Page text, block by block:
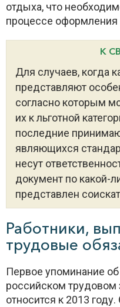
отдыха, что
процессе оформления
К
Для случаев, когда
представляют
согласно которым
их к льготной
последние
являющихся
несут
документ по какой-
представлен
Работники,
трудовые
Первое упоминание
российском трудовом
относится к 2013 году.